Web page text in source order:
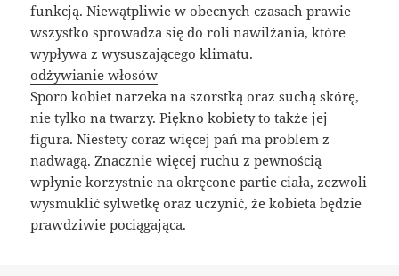
funkcją. Niewątpliwie w obecnych czasach prawie
wszystko sprowadza się do roli nawilżania, które
wypływa z wysuszającego klimatu.
odżywianie włosów
Sporo kobiet narzeka na szorstką oraz suchą skórę,
nie tylko na twarzy. Piękno kobiety to także jej
figura. Niestety coraz więcej pań ma problem z
nadwagą. Znacznie więcej ruchu z pewnością
wpłynie korzystnie na okręcone partie ciała, zezwoli
wysmuklić sylwetkę oraz uczynić, że kobieta będzie
prawdziwie pociągająca.